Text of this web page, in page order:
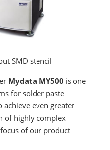
SMD stencil
Mydata MY500 is one
for solder paste
achieve even greater
of highly complex
of our product